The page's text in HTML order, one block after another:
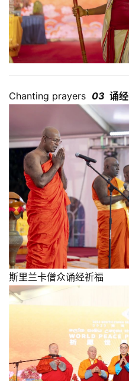
Chanting prayers 03 诵
斯里兰卡僧众诵经祈福